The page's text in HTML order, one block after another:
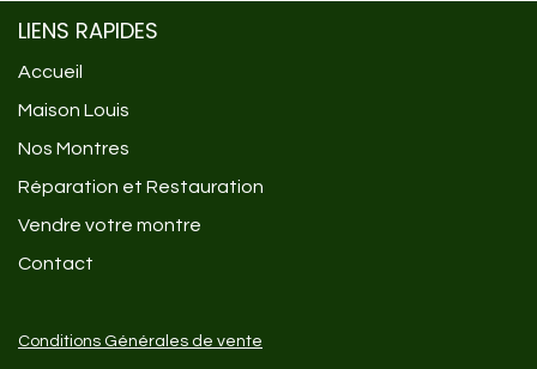
LIENS RAPIDES
Accueil
Maison Louis
Nos Montres
Réparation et Restauration
Vendre votre montre
Contact
Conditions Générales de vente